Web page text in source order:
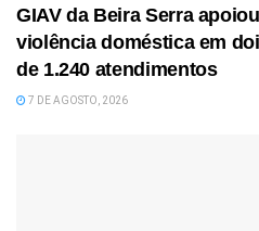
GIAV da Beira Serra
violência doméstica em
de 1.240 atendimentos
7 DE AGOSTO, 2026